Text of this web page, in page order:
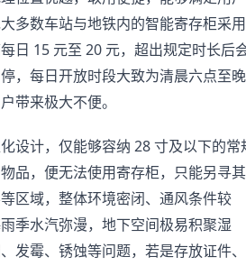
多数车站与地铁内的智能寄存柜采用
日 15 元至 20 元，超出规定时长后
，每日开放时段大致为清晨六点至晚
带来极大不便。
设计，仅能够容纳 28 寸及以下的常
品，便无法使用寄存柜，只能另寻其
区域，整体环境密闭、通风条件较
季水汽弥漫，地下空间极易积聚湿
霉、锈蚀等问题，若是存放证件、